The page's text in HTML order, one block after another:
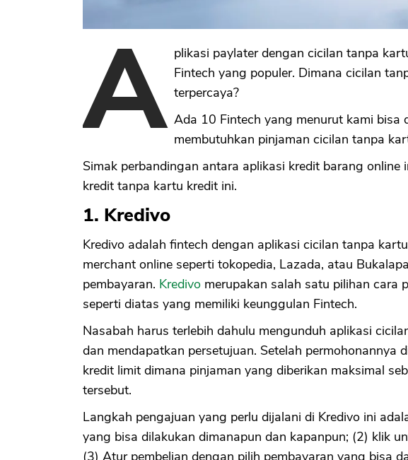
A plikasi paylater dengan cicilan tanpa
Fintech yang populer. Dimana cicilan
terpercaya?
Ada 10 Fintech yang menurut kami bisa
membutuhkan pinjaman cicilan tanpa
Simak perbandingan antara aplikasi kredit barang
kredit tanpa kartu kredit ini.
1. Kredivo
Kredivo adalah fintech dengan aplikasi cicilan tanpa
merchant online seperti tokopedia, Lazada, atau
pembayaran. Kredivo merupakan salah satu pilihan cara
seperti diatas yang memiliki keunggulan Fintech.
Nasabah harus terlebih dahulu mengunduh aplikasi
dan mendapatkan persetujuan. Setelah permohonannya
kredit limit dimana pinjaman yang diberikan maksimal
tersebut.
Langkah pengajuan yang perlu dijalani di Kredivo ini
yang bisa dilakukan dimanapun dan kapanpun; (2) klik
(3) Atur pembelian dengan pilih pembayaran yang bisa